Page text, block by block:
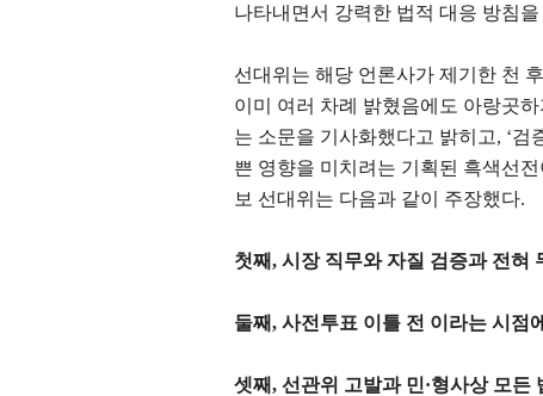
나타내면서 강력한 법적 대응 방침
선대위는 해당 언론사가 제기한 천
이미 여러 차례 밝혔음에도 아랑곳하
는 소문을 기사화했다고 밝히고, ‘검
쁜 영향을 미치려는 기획된 흑색선
보 선대위는 다음과 같이 주장했다.
첫째, 시장 직무와 자질 검증과 전혀
둘째, 사전투표 이틀 전 이라는 시점
셋째, 선관위 고발과 민·형사상 모든